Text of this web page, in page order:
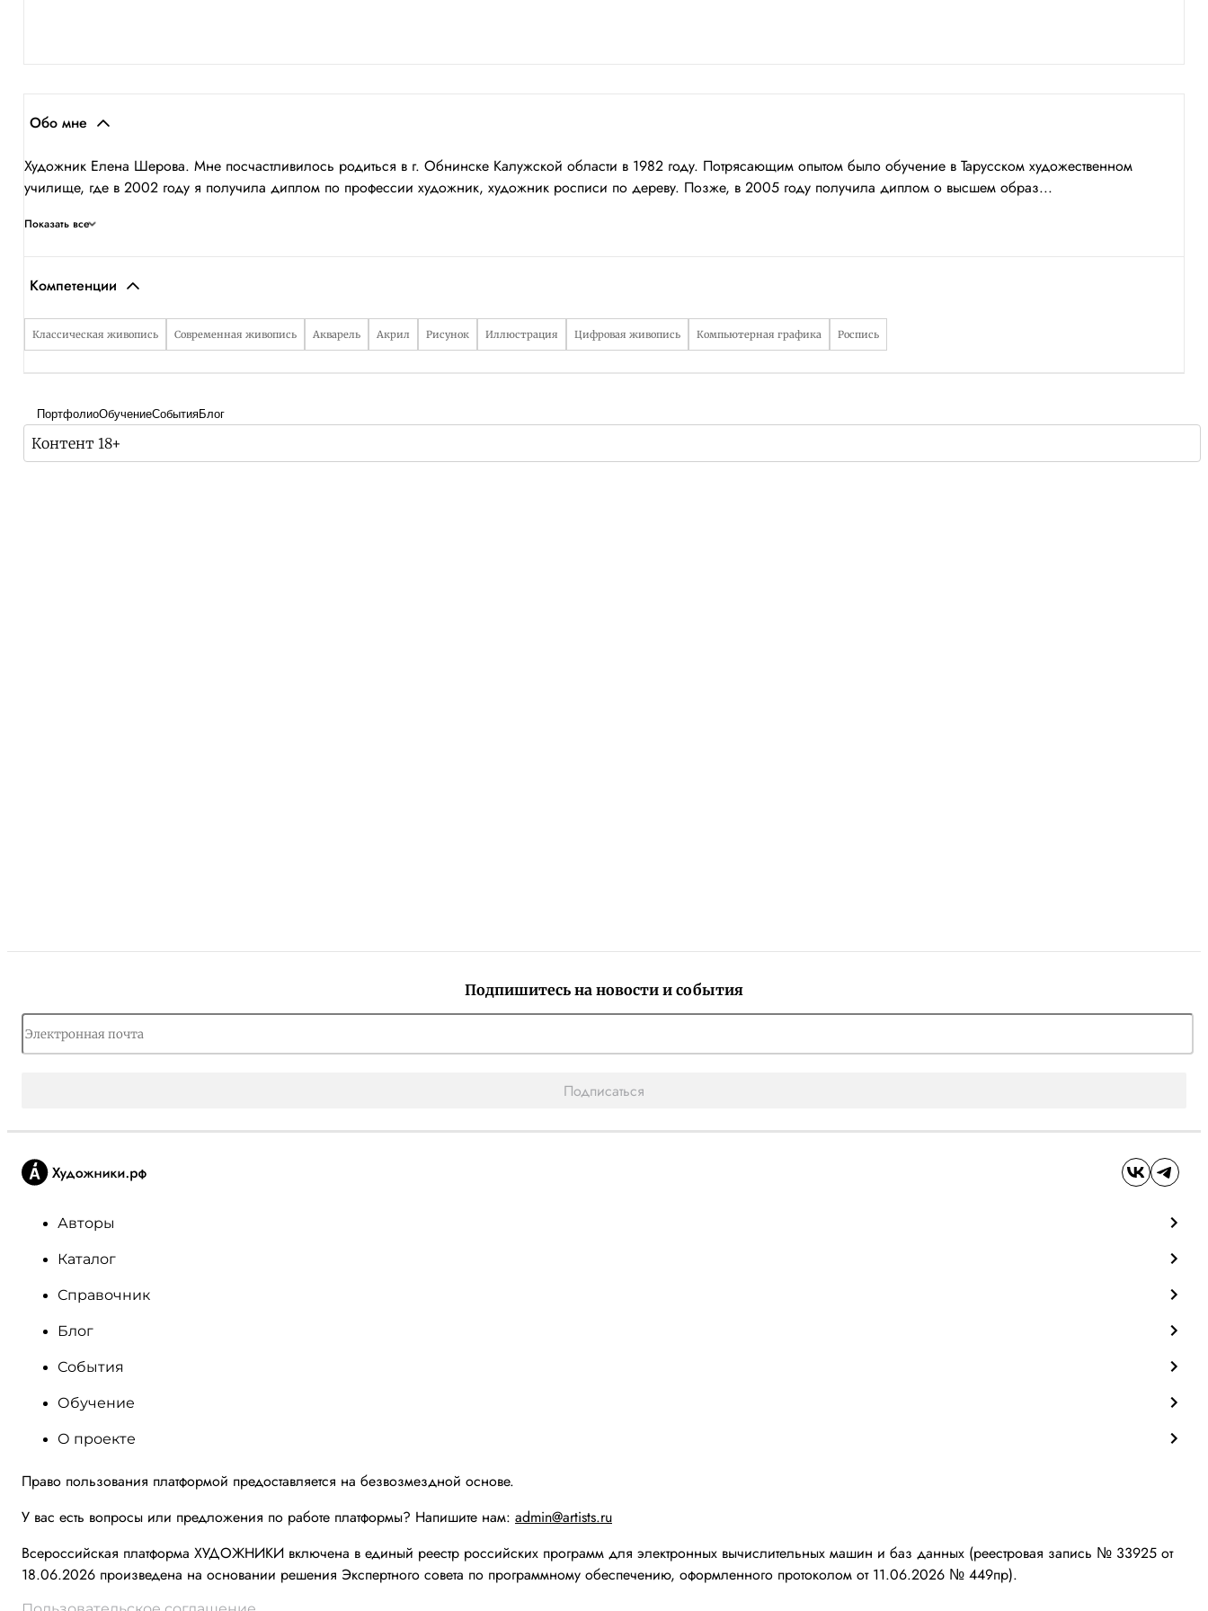
Обо мне
Художник Елена Шерова. Мне посчастливилось родиться в г. Обнинске Калужской области в 1982 году. Потрясающим опытом было обучение в Тарусском художественном
училище, где в 2002 году я получила диплом по профессии художник, художник росписи по дереву. Позже, в 2005 году получила диплом о высшем образ...
Показать все
Компетенции
Классическая живопись Современная живопись Акварель Акрил Рисунок Иллюстрация Цифровая живопись Компьютерная графика Роспись
ПортфолиоОбучениеСобытияБлог
Контент 18+
Подпишитесь на новости и события
Подписаться
Авторы
Каталог
Справочник
Блог
События
Обучение
О проекте
Право пользования платформой предоставляется на безвозмездной основе.
У вас есть вопросы или предложения по работе платформы? Напишите нам: admin@artists.ru
Всероссийская платформа ХУДОЖНИКИ включена в единый реестр российских программ для электронных вычислительных машин и баз данных (реестровая запись № 33925 от
18.06.2026 произведена на основании решения Экспертного совета по программному обеспечению, оформленного протоколом от 11.06.2026 № 449пр).